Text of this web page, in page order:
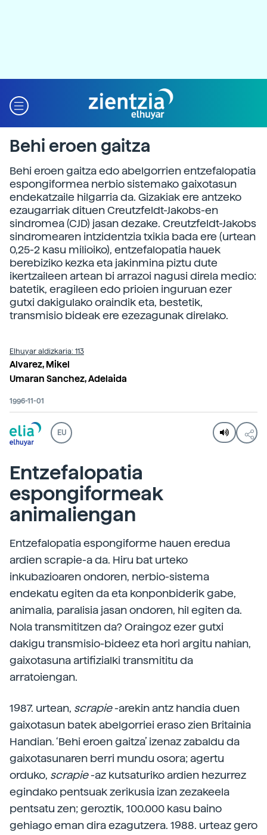
Behi eroen gaitza
Behi eroen gaitza edo abelgorrien entzefalopatia
espongiformea nerbio sistemako gaixotasun
endekatzaile hilgarria da. Gizakiak ere antzeko
ezaugarriak dituen Creutzfeldt-Jakobs-en
sindromea (CJD) jasan dezake. Creutzfeldt-Jakobs
sindromearen intzidentzia txikia bada ere (urtean
0,25-2 kasu milioiko), entzefalopatia hauek
berebiziko kezka eta jakinmina piztu dute
ikertzaileen artean bi arrazoi nagusi direla medio:
batetik, eragileen edo prioien inguruan ezer
gutxi dakigulako oraindik eta, bestetik,
transmisio bideak ere ezezagunak direlako.
Elhuyar aldizkaria: 113
Alvarez, Mikel
Umaran Sanchez, Adelaida
1996-11-01
EU
Entzefalopatia
espongiformeak
animaliengan
Entzefalopatia espongiforme hauen eredua
ardien scrapie-a da. Hiru bat urteko
inkubazioaren ondoren, nerbio-sistema
endekatu egiten da eta konponbiderik gabe,
animalia, paralisia jasan ondoren, hil egiten da.
Nola transmititzen da? Oraingoz ezer gutxi
dakigu transmisio-bideez eta hori argitu nahian,
gaixotasuna artifizialki transmititu da
arratoiengan.
1987. urtean, scrapie-arekin antz handia duen
gaixotasun batek abelgorriei eraso zien Britainia
Handian. ‘Behi eroen gaitza’ izenaz zabaldu da
gaixotasunaren berri mundu osora; agertu
orduko, scrapie-az kutsaturiko ardien hezurrez
egindako pentsuak zerikusia izan zezakeela
pentsatu zen; geroztik, 100.000 kasu baino
gehiago eman dira ezagutzera. 1988. urteaz gero